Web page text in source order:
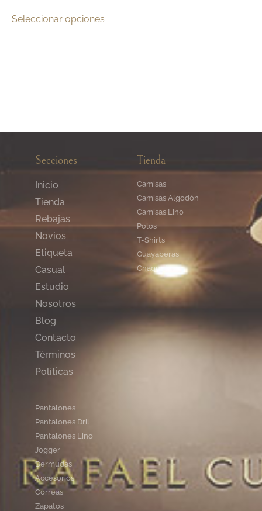
Seleccionar opciones
Secciones
Inicio
Tienda
Rebajas
Novios
Etiqueta
Casual
Estudio
Nosotros
Blog
Contacto
Términos
Políticas
Tienda
Camisas
Camisas Algodón
Camisas Lino
Polos
T-Shirts
Guayaberas
Chaquetas
Pantalones
Pantalones Dril
Pantalones Lino
Jogger
Bermudas
Accesorios
Correas
Zapatos